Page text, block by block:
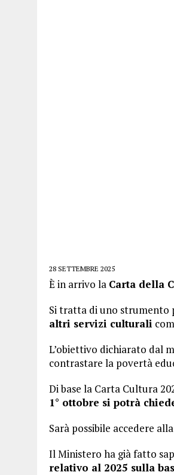
28 SETTEMBRE 2025
È in arrivo la Carta della
Si tratta di uno strumento
altri servizi culturali
L’obiettivo dichiarato dal
contrastare la povertà
Di base la Carta Cultura
1° ottobre si potrà
Sarà possibile accedere
Il Ministero ha già fatto
relativo al 2025 sulla